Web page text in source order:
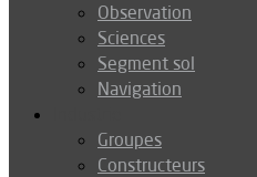
Observation
Sciences
Segment sol
Navigation
Groupes
Constructeurs